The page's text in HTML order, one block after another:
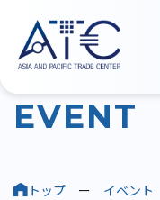
EVENT
トップ ー イベント